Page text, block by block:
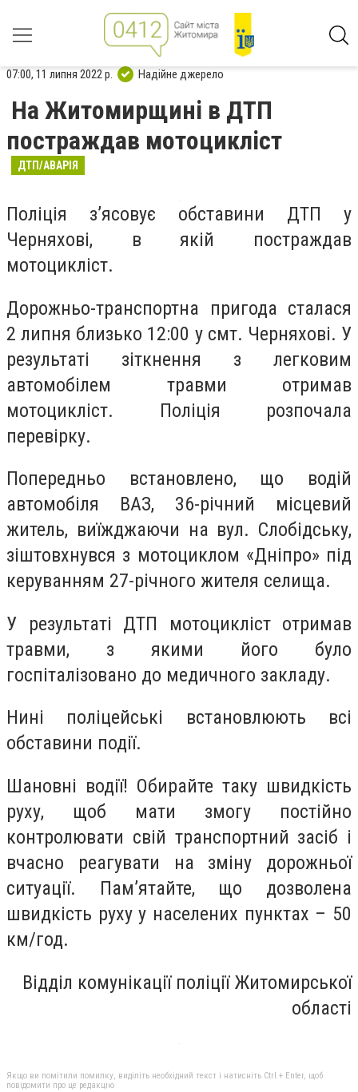
07:00, 11 липня 2022 р. Надійне джерело
На Житомирщині в ДТП
постраждав мотоцикліст
ДТП/АВАРІЯ
Поліція з’ясовує обставини ДТП у
Черняхові, в якій постраждав
мотоцикліст.
Дорожньо-транспортна пригода сталася
2 липня близько 12:00 у смт. Черняхові. У
результаті зіткнення з легковим
автомобілем травми отримав
мотоцикліст. Поліція розпочала
перевірку.
Попередньо встановлено, що водій
автомобіля ВАЗ, 36-річний місцевий
житель, виїжджаючи на вул. Слобідську,
зіштовхнувся з мотоциклом «Дніпро» під
керуванням 27-річного жителя селища.
У результаті ДТП мотоцикліст отримав
травми, з якими його було
госпіталізовано до медичного закладу.
Нині поліцейські встановлюють всі
обставини події.
Шановні водії! Обирайте таку швидкість
руху, щоб мати змогу постійно
контролювати свій транспортний засіб і
вчасно реагувати на зміну дорожньої
ситуації. Пам’ятайте, що дозволена
швидкість руху у населених пунктах – 50
км/год.
Відділ комунікації поліції Житомирської
області
Якщо ви помітили помилку, виділіть необхідний текст і натисніть Ctrl + Enter, щоб
повідомити про це редакцію